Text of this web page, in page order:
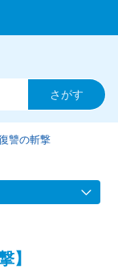
讐の斬撃
】